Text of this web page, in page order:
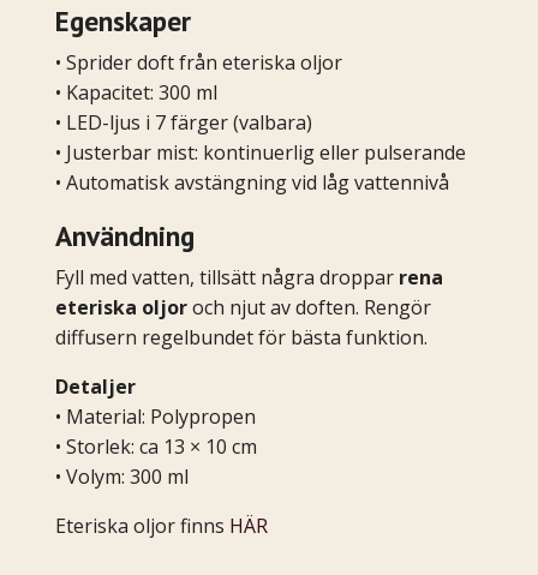
Egenskaper
• Sprider doft från eteriska oljor
• Kapacitet: 300 ml
• LED-ljus i 7 färger (valbara)
• Justerbar mist: kontinuerlig eller pulserande
• Automatisk avstängning vid låg vattennivå
Användning
Fyll med vatten, tillsätt några droppar rena
eteriska oljoroch njut av doften. Rengör
diffusern regelbundet för bästa funktion.
Detaljer
• Material: Polypropen
• Storlek: ca 13 × 10 cm
• Volym: 300 ml
Eteriska oljor finns HÄR